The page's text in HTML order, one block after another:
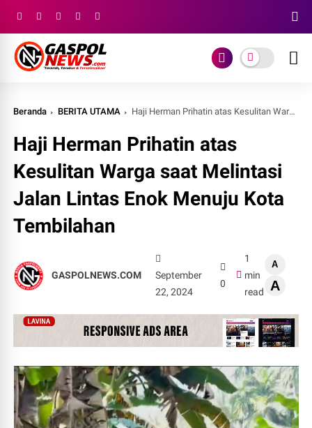
Beranda BERITA UTAMA Haji Herman Prihatin atas Kesulitan Warga saat Melintasi Jalan Lintas Enok Menuju Kota Tembilahan
Haji Herman Prihatin atas
Kesulitan Warga saat Melintasi
Jalan Lintas Enok Menuju Kota
Tembilahan
GASPOLNEWS.COM
September
22, 2024
0
1
min
read
A
A